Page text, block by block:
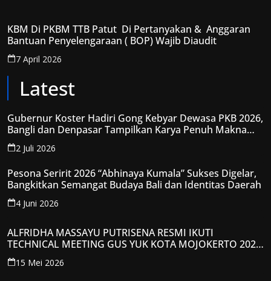
KBM Di PKBM TTB Patut Di Pertanyakan & Anggaran
Bantuan Penyelengaraan ( BOP) Wajib Diaudit
7 April 2026
Latest
Gubernur Koster Hadiri Gong Kebyar Dewasa PKB 2026,
Bangli dan Denpasar Tampilkan Karya Penuh Makna
Spiritual
2 Juli 2026
Pesona Seririt 2026 “Abhinaya Kumala” Sukses Digelar,
Bangkitkan Semangat Budaya Bali dan Identitas Daerah
4 Juni 2026
ALFRIDHA MASSAYU PUTRISENA RESMI IKUTI
TECHNICAL MEETING GUS YUK KOTA MOJOKERTO 2026,
KANTONGI NOMOR PESERTA Y008
15 Mei 2026